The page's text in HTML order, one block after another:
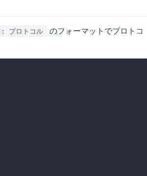
: プロトコル
のフォーマットでプロトコ